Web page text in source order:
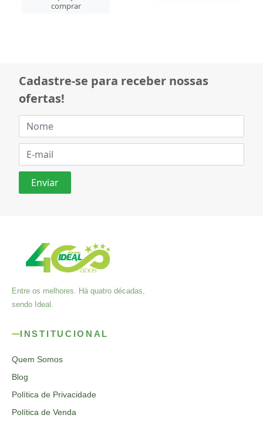
comprar
Cadastre-se para receber nossas
ofertas!
Entre os melhores. Há quatro décadas,
sendo Ideal.
INSTITUCIONAL
Quem Somos
Blog
Política de Privacidade
Política de Venda